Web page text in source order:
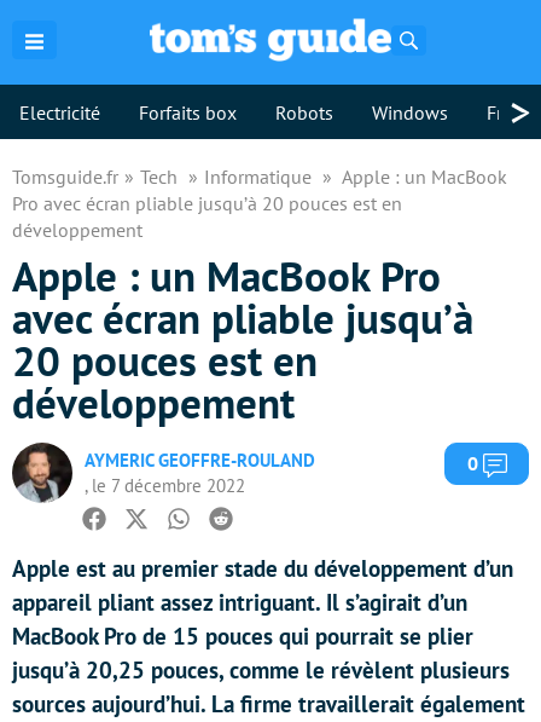
Electricité Forfaits box Robots Windows >
Tomsguide.fr Tech Informatique
Apple : un MacBook
Pro avec écran pliable jusqu’à 20 pouces est en
développement
Apple : un MacBook Pro
avec écran pliable jusqu’à
20 pouces est en
développement
AYMERIC GEOFFRE-ROULAND
, le 7 décembre 2022
0
Facebook
TwitterWhatsapp
Reddit
Apple est au premier stade du développement d’un
appareil pliant assez intriguant. Il s’agirait d’un
MacBook Pro de 15 pouces qui pourrait se plier
jusqu’à 20,25 pouces, comme le révèlent plusieurs
sources aujourd’hui. La firme travaillerait également